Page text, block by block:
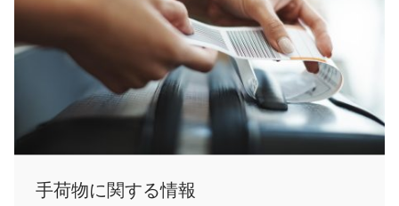
手荷物に関する情報